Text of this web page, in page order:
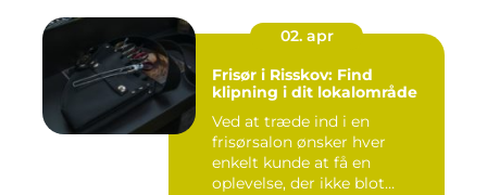
02. apr
Frisør i Risskov: Find
klipning i dit lokalområde
Ved at træde ind i en
frisørsalon ønsker hver
enkelt kunde at få en
oplevelse, der ikke blot